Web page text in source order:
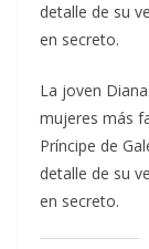
detalle de su
en secreto.
​La joven
mujeres más
Príncipe de
detalle de su
en secreto.